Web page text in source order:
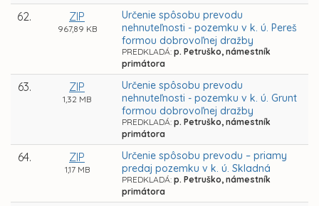
62. ZIP
967,89 KB
Určenie spôsobu prevodu
nehnuteľnosti - pozemku v k. ú. Pereš
formou dobrovoľnej dražby
PREDKLADÁ: p. Petruško, námestník
primátora
63. ZIP
1,32 MB
Určenie spôsobu prevodu
nehnuteľnosti - pozemku v k. ú. Grunt
formou dobrovoľnej dražby
PREDKLADÁ: p. Petruško, námestník
primátora
64. ZIP
1,17 MB
Určenie spôsobu prevodu – priamy
predaj pozemku v k. ú. Skladná
PREDKLADÁ: p. Petruško, námestník
primátora